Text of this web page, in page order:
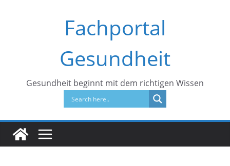
Fachportal
Gesundheit
Gesundheit beginnt mit dem richtigen Wissen